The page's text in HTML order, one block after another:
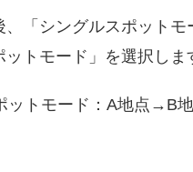
、「シングルスポットモ
トモード」を選択しま
ットモード：A地点→B